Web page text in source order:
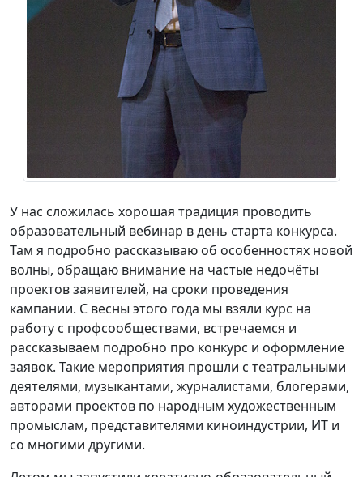
У нас сложилась хорошая традиция проводить
образовательный вебинар в день старта конкурса.
Там я подробно рассказываю об особенностях новой
волны, обращаю внимание на частые недочёты
проектов заявителей, на сроки проведения
кампании. С весны этого года мы взяли курс на
работу с профсообществами, встречаемся и
рассказываем подробно про конкурс и оформление
заявок. Такие мероприятия прошли с театральными
деятелями, музыкантами, журналистами, блогерами,
авторами проектов по народным художественным
промыслам, представителями киноиндустрии, ИT и
со многими другими.